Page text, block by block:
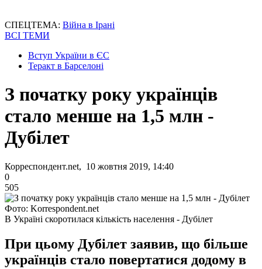
СПЕЦТЕМА: Війна в Ірані
ВСІ ТЕМИ
Вступ України в ЄС
Теракт в Барселоні
З початку року українців
стало менше на 1,5 млн -
Дубілет
Корреспондент.net, 10 жовтня 2019, 14:40
0
505
Фото: Korrespondent.net
В Україні скоротилася кількість населення - Дубілет
При цьому Дубілет заявив, що більше
українців стало повертатися додому в